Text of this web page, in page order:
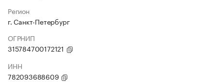
Регион
г. Санкт-Петербург
ОГРНИП
315784700172121
ИНН
782093688609